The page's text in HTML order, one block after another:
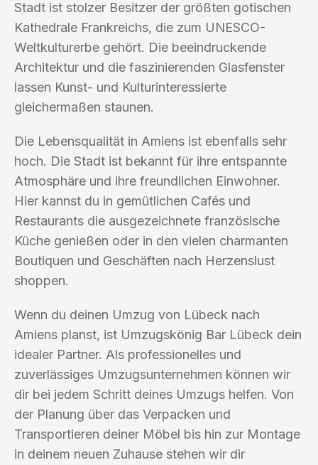
Stadt ist stolzer Besitzer der größten gotischen
Kathedrale Frankreichs, die zum UNESCO-
Weltkulturerbe gehört. Die beeindruckende
Architektur und die faszinierenden Glasfenster
lassen Kunst- und Kulturinteressierte
gleichermaßen staunen.
Die Lebensqualität in Amiens ist ebenfalls sehr
hoch. Die Stadt ist bekannt für ihre entspannte
Atmosphäre und ihre freundlichen Einwohner.
Hier kannst du in gemütlichen Cafés und
Restaurants die ausgezeichnete französische
Küche genießen oder in den vielen charmanten
Boutiquen und Geschäften nach Herzenslust
shoppen.
Wenn du deinen Umzug von Lübeck nach
Amiens planst, ist Umzugskönig Bar Lübeck dein
idealer Partner. Als professionelles und
zuverlässiges Umzugsunternehmen können wir
dir bei jedem Schritt deines Umzugs helfen. Von
der Planung über das Verpacken und
Transportieren deiner Möbel bis hin zur Montage
in deinem neuen Zuhause stehen wir dir